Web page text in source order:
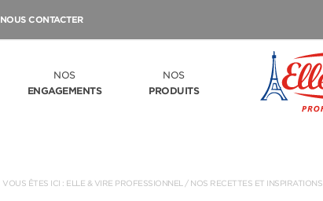
NOUS CONTACTER
NOS
ENGAGEMENTS
NOS
PRODUITS
VOUS ÊTES ICI : ELLE & VIRE PROFESSIONNEL / NOS RECETTES ET INSPIRATIONS